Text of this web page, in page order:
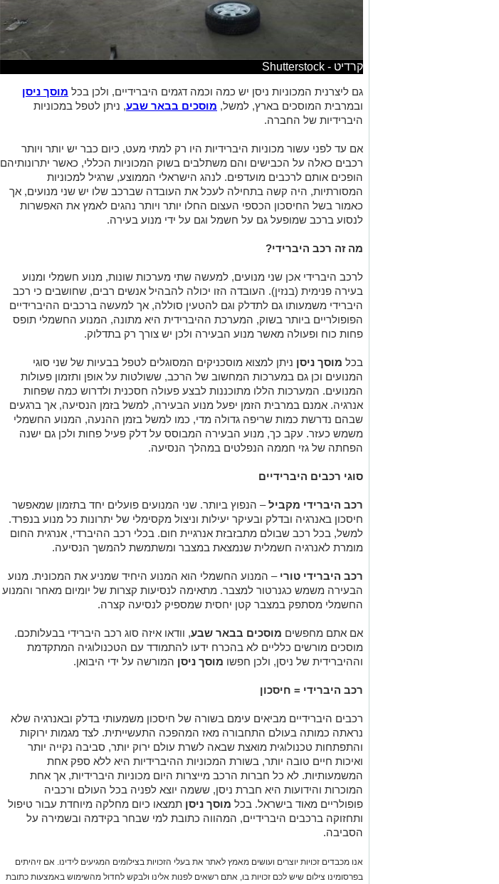
קרדיט - Shutterstock
גם ליצרנית המכוניות ניסן יש כמה וכמה דגמים היברידיים, ולכן בכל מוסך ניסן
ובמרבית המוסכים בארץ, למשל, מוסכים בבאר שבע, ניתן לטפל במכוניות
היברידיות של החברה.
אם עד לפני עשור מכוניות היברידיות היו רק למתי מעט, כיום כבר יש יותר ויותר
רכבים כאלה על הכבישים והם משתלבים בשוק המכוניות הכללי, כאשר יתרונותיהם
הופכים אותם לרכבים מועדפים. לנהג הישראלי הממוצע, שרגיל למכוניות
המסורתיות, היה קשה בתחילה לעכל את העובדה שברכב שלו יש שני מנועים, אך
כאמור בשל החיסכון הכספי העצום החלו יותר ויותר נהגים לאמץ את האפשרות
לנסוע ברכב שמופעל גם על חשמל וגם על ידי מנוע בעירה.
מה זה רכב היברידי?
לרכב היברידי אכן שני מנועים, למעשה שתי מערכות שונות, מנוע חשמלי ומנוע
בעירה פנימית (בנזין). העובדה הזו יכולה להבהיל אנשים רבים, שחושבים כי רכב
היברידי משמעותו גם לתדלק וגם להטעין סוללה, אך למעשה ברכבים ההיברידיים
הפופולריים ביותר בשוק, המערכת ההיברידית היא מתונה, המנוע החשמלי תופס
פחות כוח ופעולה מאשר מנוע הבעירה ולכן יש צורך רק בתדלוק.
בכל מוסך ניסן ניתן למצוא מוסכניקים המסוגלים לטפל בבעיות של שני סוגי
המנועים וכן גם במערכות המחשוב של הרכב, ששולטות על אופן ותזמון פעולות
המנועים. המערכות הללו מתוכננות לבצע פעולה חסכנית ולדרוש כמה שפחות
אנרגיה. אמנם במרבית הזמן יפעל מנוע הבעירה, למשל בזמן הנסיעה, אך ברגעים
שבהם נדרשת כמות שריפה גדולה מדי, כמו למשל בזמן ההנעה, המנוע החשמלי
משמש כעזר. עקב כך, מנוע הבעירה המבוסס על דלק פעיל פחות ולכן גם ישנה
הפחתה של גזי חממה הנפלטים במהלך הנסיעה.
סוגי רכבים היברידיים
רכב היברידי מקביל– הנפוץ ביותר. שני המנועים פועלים יחד בתזמון שמאפשר
חיסכון באנרגיה ובדלק ובעיקר יעילות וניצול מקסימלי של יתרונות כל מנוע בנפרד.
למשל, בכל רכב שבולם מתבזבזת אנרגיית חום. בכלי רכב ההיברדי, אנרגית החום
מומרת לאנרגיה חשמלית שנמצאת במצבר ומשתמשת להמשך הנסיעה.
רכב היברידי טורי – המנוע החשמלי הוא המנוע היחיד שמניע את המכונית. מנוע
הבעירה משמש כגנרטור למצבר. מתאימה לנסיעות קצרות של יומיום מאחר והמנוע
החשמלי מסתפק במצבר קטן יחסית שמספיק לנסיעה קצרה.
אם אתם מחפשים מוסכים בבאר שבע, וודאו איזה סוג רכב היברידי בבעלותכם.
מוסכים מורשים כלליים לא בהכרח ידעו להתמודד עם הטכנולוגיה המתקדמת
וההיברידית של ניסן, ולכן חפשו מוסך ניסן המורשה על ידי היבואן.
רכב היברידי = חיסכון
רכבים היברידיים מביאים עימם בשורה של חיסכון משמעותי בדלק ובאנרגיה שלא
נראתה כמותה בעולם התחבורה מאז המהפכה התעשייתית. לצד מגמות ירוקות
והתפתחות טכנולוגית מואצת שבאה לשרת עולם ירוק יותר, סביבה נקייה יותר
ואיכות חיים טובה יותר, בשורת המכוניות ההיברידיות היא ללא ספק אחת
המשמעותיות. לא כל חברות הרכב מייצרות היום מכוניות היברידיות, אך אחת
המוכרות והידועות היא חברת ניסן, ששמה יוצא לפניה בכל העולם ורכביה
פופולריים מאוד בישראל. בכל מוסך ניסן תמצאו כיום מחלקה מיוחדת עבור טיפול
ותחזוקה ברכבים היברידיים, המהווה כתובת למי שבחר בקידמה ובשמירה על
הסביבה.
אנו מכבדים זכויות יוצרים ועושים מאמץ לאתר את בעלי הזכויות בצילומים המגיעים לידינו. אם זיהיתים
בפרסומינו צילום שיש לכם זכויות בו, אתם רשאים לפנות אלינו ולבקש לחדול מהשימוש באמצעות כתובת